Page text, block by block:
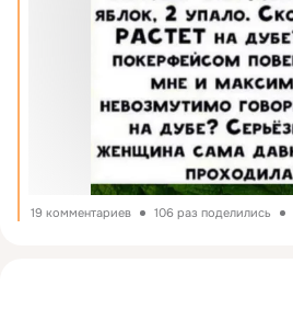
19 комментариев 106 раз поделились